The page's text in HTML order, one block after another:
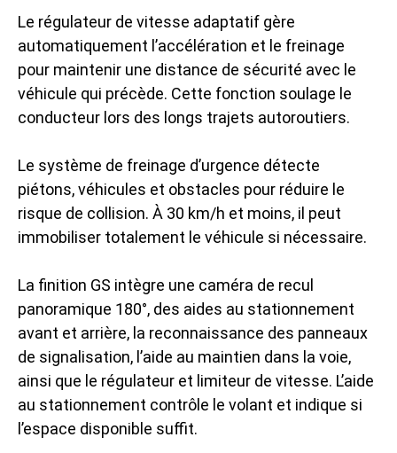
Le régulateur de vitesse adaptatif gère
automatiquement l’accélération et le freinage
pour maintenir une distance de sécurité avec le
véhicule qui précède. Cette fonction soulage le
conducteur lors des longs trajets autoroutiers.
Le système de freinage d’urgence détecte
piétons, véhicules et obstacles pour réduire le
risque de collision. À 30 km/h et moins, il peut
immobiliser totalement le véhicule si nécessaire.
La finition GS intègre une caméra de recul
panoramique 180°, des aides au stationnement
avant et arrière, la reconnaissance des panneaux
de signalisation, l’aide au maintien dans la voie,
ainsi que le régulateur et limiteur de vitesse. L’aide
au stationnement contrôle le volant et indique si
l’espace disponible suffit.